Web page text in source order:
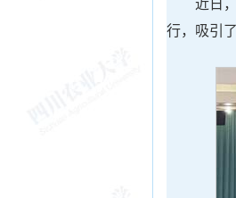
近日
行，吸引